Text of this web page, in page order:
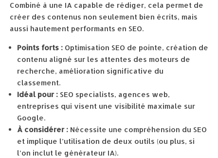
Combiné à une IA capable de rédiger, cela permet de
créer des contenus non seulement bien écrits, mais
aussi hautement performants en SEO.
Points forts : Optimisation SEO de pointe, création de
contenu aligné sur les attentes des moteurs de
recherche, amélioration significative du
classement.
Idéal pour : SEO specialists, agences web,
entreprises qui visent une visibilité maximale sur
Google.
À considérer : Nécessite une compréhension du SEO
et implique l’utilisation de deux outils (ou plus, si
l’on inclut le générateur IA).